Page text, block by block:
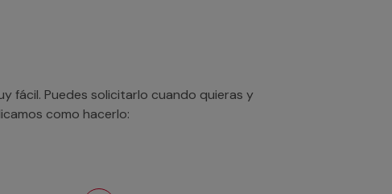
fácil. Puedes solicitarlo cuando quieras y
como hacerlo: